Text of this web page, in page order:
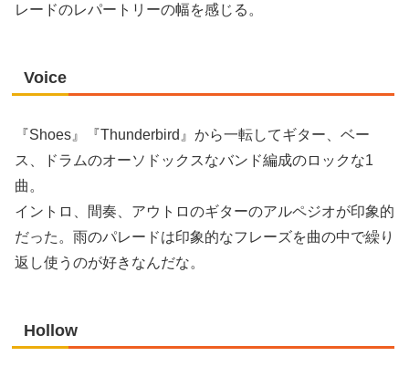
レードのレパートリーの幅を感じる。
Voice
『Shoes』『Thunderbird』から一転してギター、ベー
ス、ドラムのオーソドックスなバンド編成のロックな1
曲。
イントロ、間奏、アウトロのギターのアルペジオが印象的
だった。雨のパレードは印象的なフレーズを曲の中で繰り
返し使うのが好きなんだな。
Hollow